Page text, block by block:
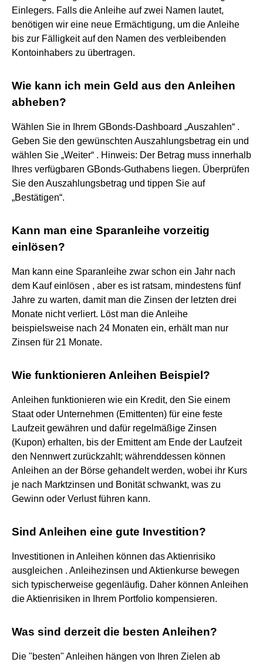
Einlegers. Falls die Anleihe auf zwei Namen lautet,
benötigen wir eine neue Ermächtigung, um die Anleihe
bis zur Fälligkeit auf den Namen des verbleibenden
Kontoinhabers zu übertragen.
Wie kann ich mein Geld aus den Anleihen
abheben?
Wählen Sie in Ihrem GBonds-Dashboard „Auszahlen“ .
Geben Sie den gewünschten Auszahlungsbetrag ein und
wählen Sie „Weiter“ . Hinweis: Der Betrag muss innerhalb
Ihres verfügbaren GBonds-Guthabens liegen. Überprüfen
Sie den Auszahlungsbetrag und tippen Sie auf
„Bestätigen“.
Kann man eine Sparanleihe vorzeitig
einlösen?
Man kann eine Sparanleihe zwar schon ein Jahr nach
dem Kauf einlösen , aber es ist ratsam, mindestens fünf
Jahre zu warten, damit man die Zinsen der letzten drei
Monate nicht verliert. Löst man die Anleihe
beispielsweise nach 24 Monaten ein, erhält man nur
Zinsen für 21 Monate.
Wie funktionieren Anleihen Beispiel?
Anleihen funktionieren wie ein Kredit, den Sie einem
Staat oder Unternehmen (Emittenten) für eine feste
Laufzeit gewähren und dafür regelmäßige Zinsen
(Kupon) erhalten, bis der Emittent am Ende der Laufzeit
den Nennwert zurückzahlt; währenddessen können
Anleihen an der Börse gehandelt werden, wobei ihr Kurs
je nach Marktzinsen und Bonität schwankt, was zu
Gewinn oder Verlust führen kann.
Sind Anleihen eine gute Investition?
Investitionen in Anleihen können das Aktienrisiko
ausgleichen . Anleihezinsen und Aktienkurse bewegen
sich typischerweise gegenläufig. Daher können Anleihen
die Aktienrisiken in Ihrem Portfolio kompensieren.
Was sind derzeit die besten Anleihen?
Die "besten" Anleihen hängen von Ihren Zielen ab